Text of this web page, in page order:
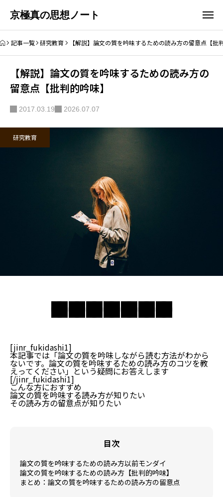
京極真の思想ノート
記事一覧 研究教育 【解説】論文の質を吟味するための読み方の留意点【批
【解説】論文の質を吟味するための読み方の
留意点【批判的吟味】
2017.03.19 2026.07.07
研究教育
[jinr_fukidashi1]
本記事では「論文の質を吟味しながら読む方法がわから
ないです。論文の質を吟味するための読み方のコツを教
えってください」という疑問にお答えします
[/jinr_fukidashi1]
こんな方におすすめ
論文の質を吟味する読み方が知りたい
その読み方の留意点が知りたい
目次
論文の質を吟味するための読み方以前モンダイ
論文の質を吟味するための読み方【批判的吟味】
まとめ：論文の質を吟味するための読み方の留意点